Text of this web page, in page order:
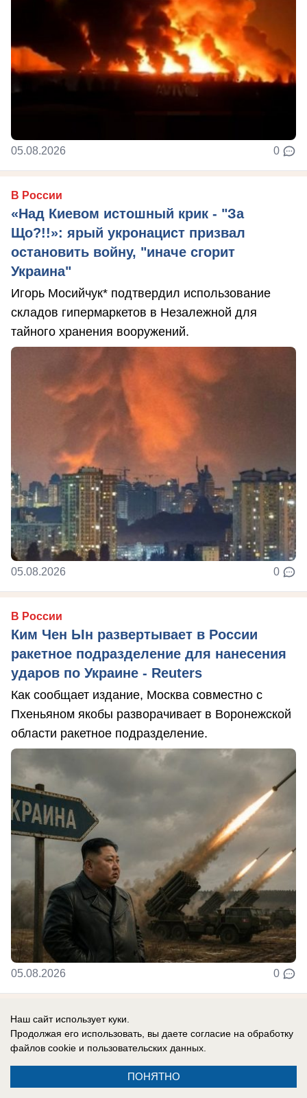
05.08.2026 0
В России
«Над Киевом истошный крик - "За
Що?!!»: ярый укронацист призвал
остановить войну, "иначе сгорит
Украина"
Игорь Мосийчук* подтвердил использование
складов гипермаркетов в Незалежной для
тайного хранения вооружений.
05.08.2026 0
В России
Ким Чен Ын развертывает в России
ракетное подразделение для нанесения
ударов по Украине - Reuters
Как сообщает издание, Москва совместно с
Пхеньяном якобы разворачивает в Воронежской
области ракетное подразделение.
05.08.2026 0
В России
Новости СВО: удар по логистике в
Киевской области, атакован склад
Вайлдберриз под Тулой, боевики ВСУ
Наш сайт использует куки.
Продолжая его использовать, вы даете согласие на обработку
файлов cookie и пользовательских данных.
ПОНЯТНО